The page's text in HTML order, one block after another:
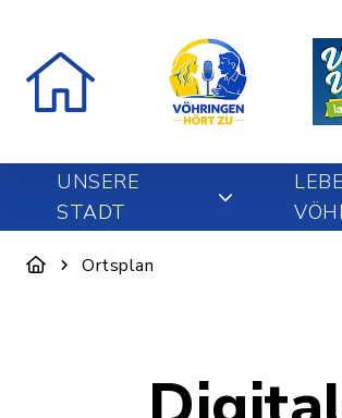
UNSERE
STADT
Ortsplan